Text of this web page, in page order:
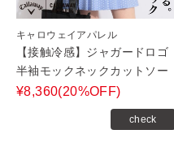
キャロウェイアパレル
【接触冷感】ジャガードロゴ
半袖モックネックカットソー
¥8,360(20%OFF)
check